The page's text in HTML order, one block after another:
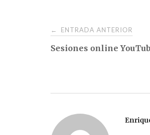
Navegación
de
← ENTRADA ANTERIOR
Sesiones online